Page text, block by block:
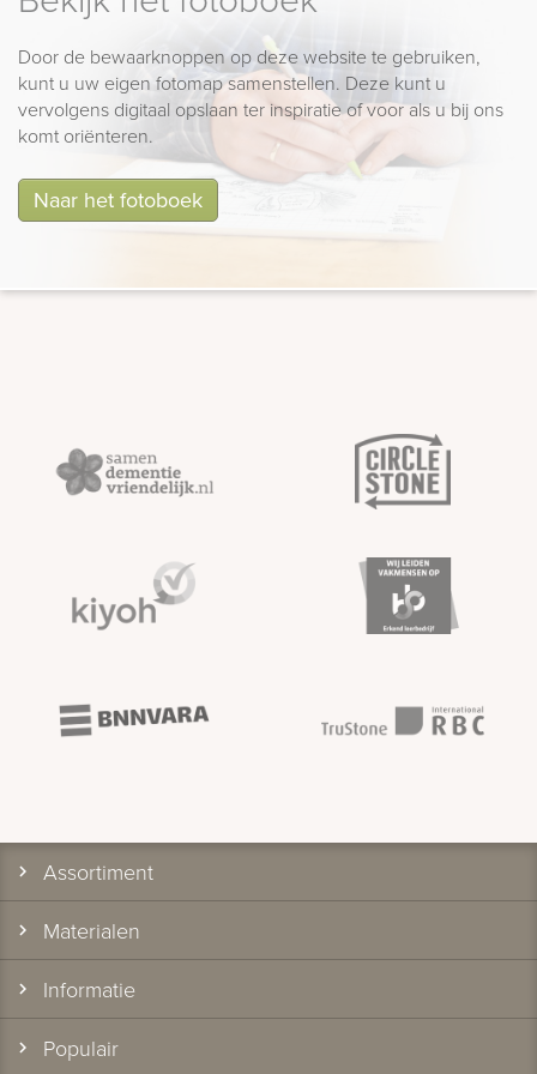
Door de bewaarknoppen op deze website te gebruiken,
kunt u uw eigen fotomap samenstellen. Deze kunt u
vervolgens digitaal opslaan ter inspiratie of voor als u bij ons
komt oriënteren.
Naar het fotoboek
Assortiment
Materialen
Informatie
Populair